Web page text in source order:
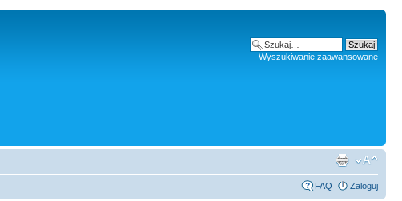
Wyszukiwanie zaawansowane
FAQ Zaloguj